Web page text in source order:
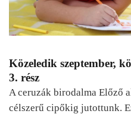
Közeledik szeptember,
3. rész
A ceruzák birodalma Előző
célszerű cipőkig jutottunk.